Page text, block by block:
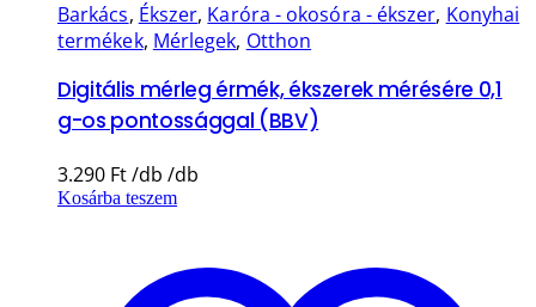
Barkács, Ékszer, Karóra - okosóra - ékszer, Konyhai
termékek, Mérlegek, Otthon
Digitális mérleg érmék, ékszerek mérésére 0,1
g-os pontossággal (BBV)
3.290 Ft
Kosárba teszem